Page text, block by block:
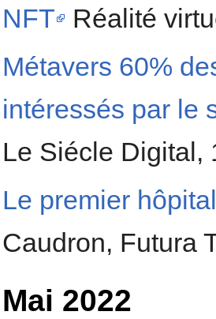
NFT
Réalité
Métavers 60%
intéressés par le
Le Siécle Digital,
Le premier
Caudron, Futura
Mai 2022